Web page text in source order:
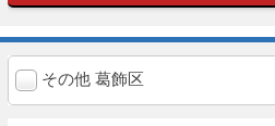
その他 葛飾区